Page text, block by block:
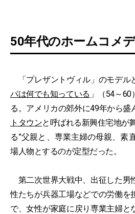
50年代のホームコメ
「プレザントヴィル」のモデル
パは何でも知っている 」（54～
る。アメリカの郊外に49年から盛
トタウンと呼ばれる新興住宅地が
る”父親と、専業主婦の母親、素
場人物とするのが定型だった。
第二次世界大戦中、出征した男
性たちが兵器工場などでの労働を
で、女性が家庭に戻り専業主婦と